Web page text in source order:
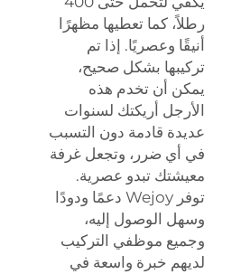
رطلاً، كما تعطيها مظهرًا
أنيقًا وعصريًا. إذا تم
تركيبها بشكل صحيح،
يمكن أن تخدم هذه
الأرجل أريكتك لسنوات
عديدة قادمة دون التسبب
في أي ضرر، وتجعل غرفة
معيشتك تبدو عصرية.
توفر Wejoy دعمًا ودودًا
وسهل الوصول إليه،
وجميع موظفي التركيب
لديهم خبرة واسعة في